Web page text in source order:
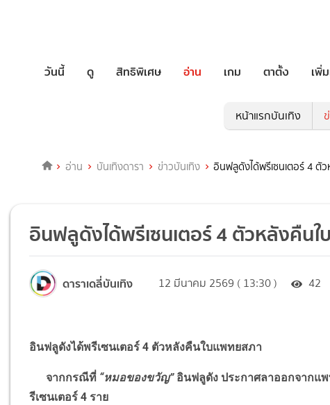
วันนี้ ดู สิทธิพิเศษ อ่าน เกม ตาตั้ง เพิ่
หน้าแรกบันเทิง
อ่าน บันเทิงดารา ข่าวบันเทิง อินฟลูดังได้พรีเซนเตอร์ 4 ตั
อินฟลูดังได้พรีเซนเตอร์ 4 ตัวหลังคืน
ดาราเดลี่บันเทิง 12 มีนาคม 2569 ( 13:30 ) 42
อินฟลูดังได้พรีเซนเตอร์ 4 ตัวหลังคืนใบแพทยสภา
จากกรณีที่ “หมอของขวัญ” อินฟลูดัง ประกาศลาออกจากแ
รีเซนเตอร์ 4 ราย